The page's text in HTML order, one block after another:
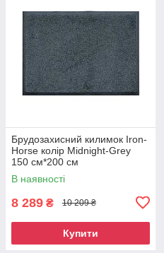
Брудозахисний килимок Iron-
Horse колір Midnight-Grey
150 см*200 см
В наявності
8 289 ₴ 10 209 ₴
Купити